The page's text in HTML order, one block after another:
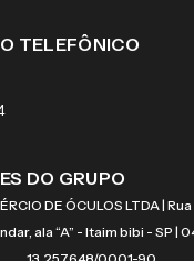
TELEFÔNICO
DO GRUPO
DE ÓCULOS LTDA |
ala “A” - Itaim bibi - SP |